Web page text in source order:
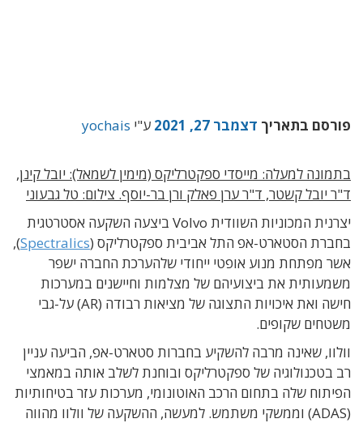
פורסם בתאריך דצמבר 27, 2021 ע"י yochais
בתמונה למעלה: מייסדי ספקטרליקס (מימין לשמאל): יובל קינן,
ד"ר יובל קשטר, ד"ר ערן פאלק ורן בר-יוסף. צילום: טל גבעוני
יצרנית המכוניות השוודית Volvo ביצעה השקעה אסטרטגית
בחברת הסטארט-אפ התל אביבית ספקטרליקס (Spectralics
),
אשר מפתחת מנוע אופטי ייחודי שלהערכת החברה ישפר
משמעותית את ביצועיהם של מצלמות וחיישנים במערכות
חישה ואת איכויות התצוגה של מציאות רבודה (AR) על-גבי
משטחים שקופים.
וולוו, שאינה מרבה להשקיע בחברות סטארט-אפ, הביעה עניין
רב בטכנולוגיה של ספקטרליקס ובוחנת לשלב אותה במאמצי
הפיתוח שלה בתחום הרכב האוטונומי, מערכות עזר בטיחותיות
(ADAS) וממשקי משתמש. למעשה, ההשקעה של וולוו מהווה